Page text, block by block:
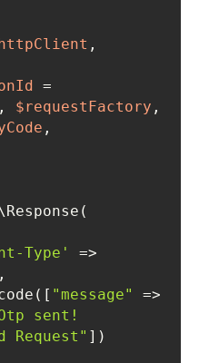
=
, $requestFactory
Type'
"message"
sent!
Request"